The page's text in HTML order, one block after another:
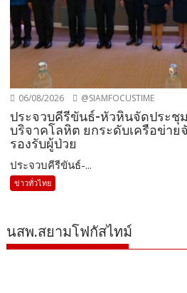
06/08/2026 @SIAMFOCUSTIME
ประจวบคีรีขันธ์-หัวหินจัดประชุ
บริจาคโลหิต ยกระดับเครือข่า
รองรับผู้ป่วย
ประจวบคีรีขันธ์-...
ข่าวทั่วไทย
นสพ.สยามโฟกัสไทม์